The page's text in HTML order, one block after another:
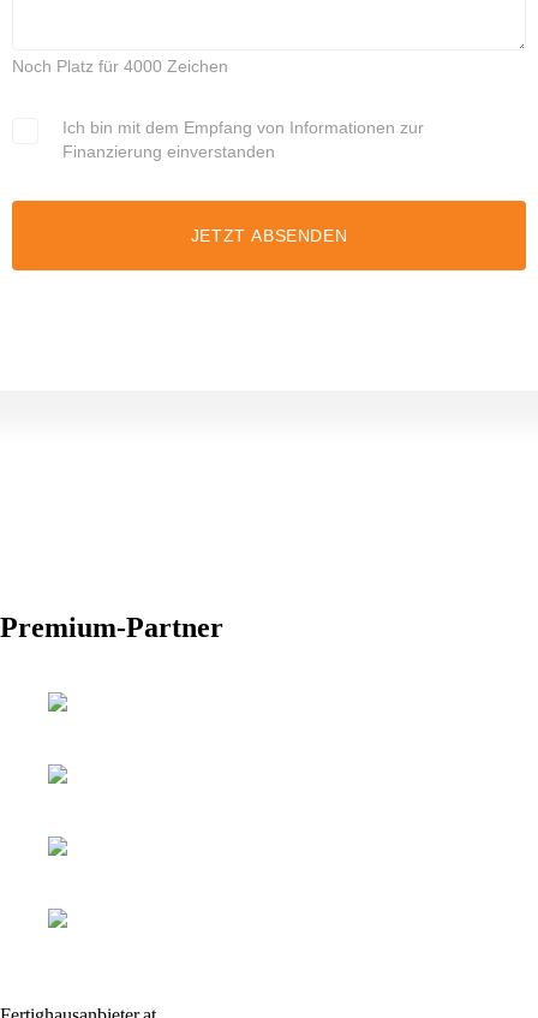
Noch Platz für 4000 Zeichen
Ich bin mit dem Empfang von Informationen zur
Finanzierung einverstanden
JETZT ABSENDEN
Premium-Partner